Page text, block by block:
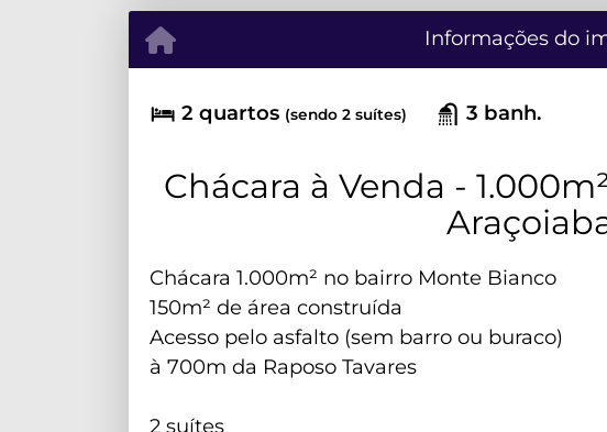
Informações do
2 quartos (sendo 2 suítes) 3 banh.
Chácara à Venda -
Chácara 1.000m² no bairro Monte Bianco
150m² de área construída
Acesso pelo asfalto (sem barro ou buraco)
à 700m da Raposo Tavares
2 suítes